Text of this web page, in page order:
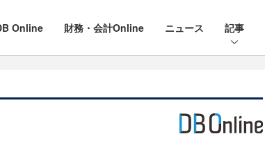
Online 財務・会計Online ニュース 記事